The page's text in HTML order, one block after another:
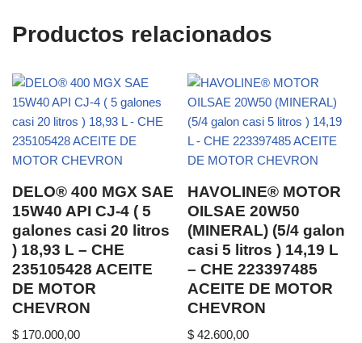
Productos relacionados
DELO® 400 MGX SAE
15W40 API CJ-4 ( 5
galones casi 20 litros
) 18,93 L – CHE
235105428 ACEITE
DE MOTOR
CHEVRON
$ 170.000,00
HAVOLINE® MOTOR
OILSAE 20W50
(MINERAL) (5/4 galon
casi 5 litros ) 14,19 L
– CHE 223397485
ACEITE DE MOTOR
CHEVRON
$ 42.600,00